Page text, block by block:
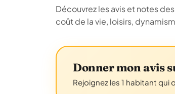
Découvrez les avis et notes
coût de la vie, loisirs,
Donner mon avis
Rejoignez les 1 habitant qui